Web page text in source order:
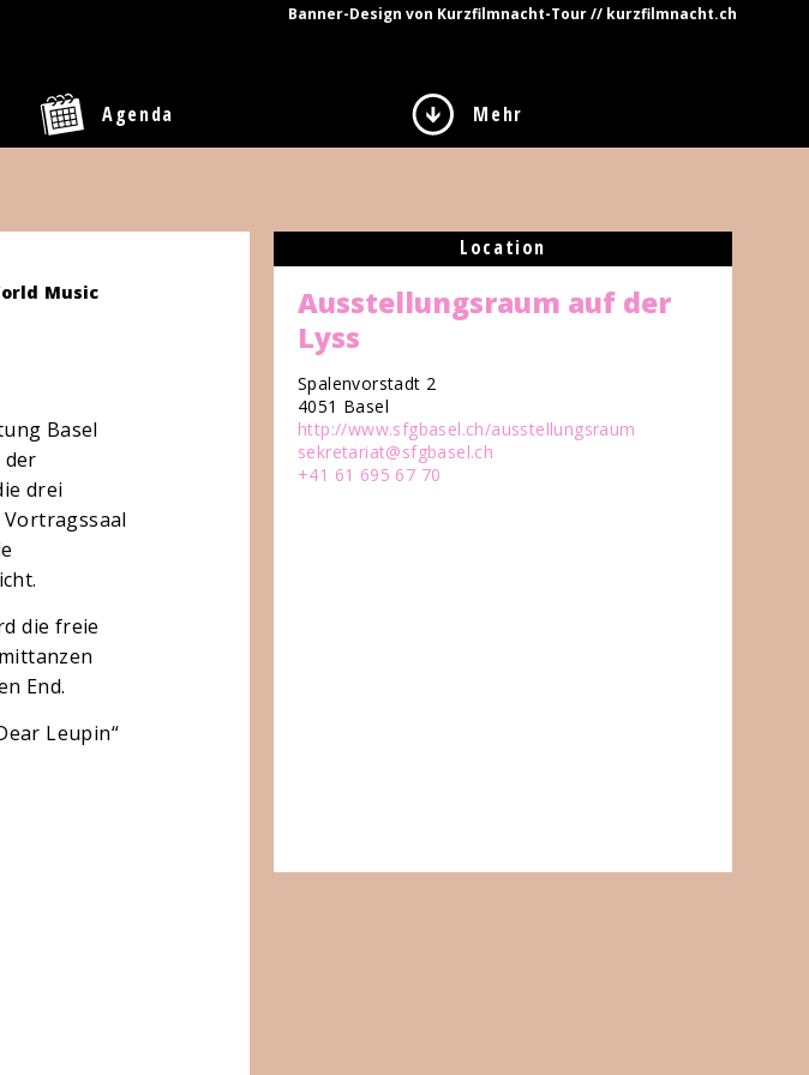
Banner-Design von Kurzfilmnacht-Tour // kurzfilmnacht.ch
Agenda Mehr
Music
Basel
der
drei
die freie
End.
Leupin“
Location
Ausstellungsraum auf der
Lyss
Spalenvorstadt 2
4051 Basel
http://www.sfgbasel.ch/ausstellungsraum
sekretariat@sfgbasel.ch
+41 61 695 67 70